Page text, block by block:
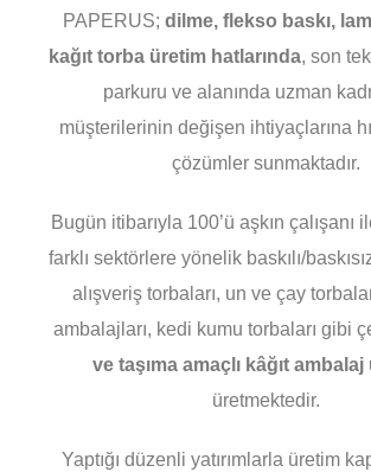
PAPERUS; dilme, flekso baskı,
kağıt torba üretim hatlarında, son
parkuru ve alanında uzman
müşterilerinin değişen ihtiyaçlarına
çözümler sunmaktadır.
Bugün itibarıyla 100’ü aşkın çalışanı
farklı sektörlere yönelik baskılı/
alışveriş torbaları, un ve çay
ambalajları, kedi kumu torbaları gibi
ve taşıma amaçlı kâğıt
üretmektedir.
Yaptığı düzenli yatırımlarla üretim